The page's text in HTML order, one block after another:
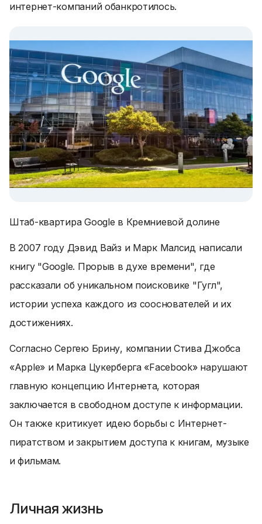
интернет-компаний обанкротилось.
Штаб-квартира Google в Кремниевой долине
В 2007 году Дэвид Вайз и Марк Малсид написали
книгу "Google. Прорыв в духе времени", где
рассказали об уникальном поисковике "Гугл",
истории успеха каждого из сооснователей и их
достижениях.
Согласно Сергею Брину, компании Стива Джобса
«Apple» и Марка Цукерберга «Facebook» нарушают
главную концепцию Интернета, которая
заключается в свободном доступе к информации.
Он также критикует идею борьбы с Интернет-
пиратством и закрытием доступа к книгам, музыке
и фильмам.
Личная жизнь